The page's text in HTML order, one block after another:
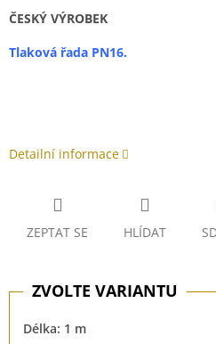
ČESKÝ VÝROBEK
Tlaková řada PN16.
Detailní informace
ZEPTAT SE HLÍDAT
Délka: 1 m